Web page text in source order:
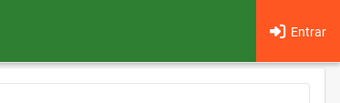
Entrar